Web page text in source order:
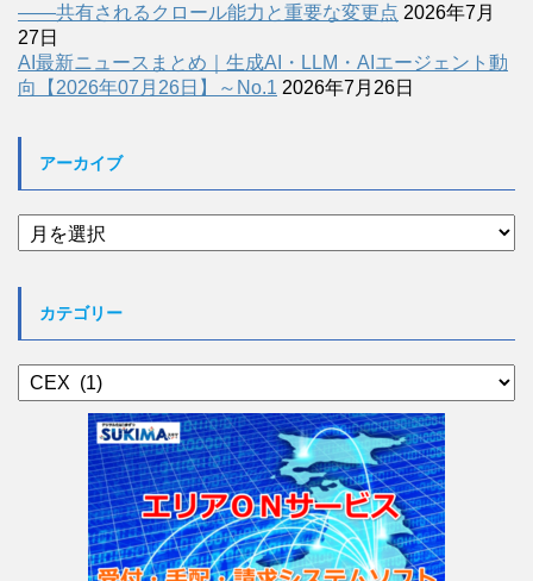
――共有されるクロール能力と重要な変更点 2026年7月
27日
AI最新ニュースまとめ｜生成AI・LLM・AIエージェント動
向【2026年07月26日】～No.1 2026年7月26日
アーカイブ
ア
ー
カテゴリー
カ
テ